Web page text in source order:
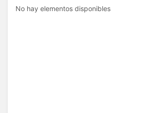
No hay elementos disponibles